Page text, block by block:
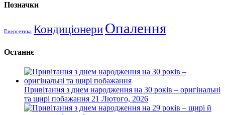
Позначки
Енергетика КондиціонериОпалення
Останнє
Привітання з днем народження на 30 років – оригінальні
та щирі побажання 21 Лютого, 2026